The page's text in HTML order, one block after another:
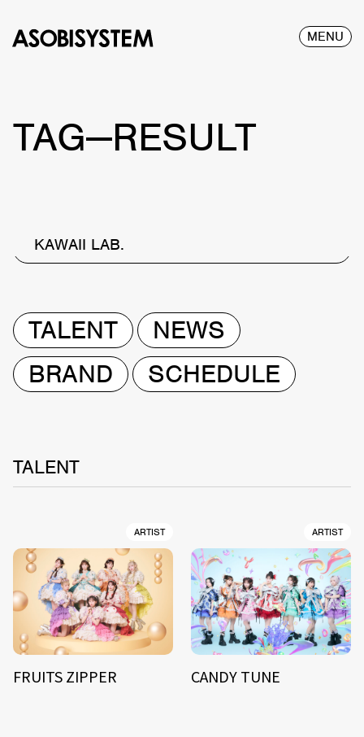
MENU
TAG—RESULT
KAWAII LAB.
TALENT
NEWS
BRAND
SCHEDULE
TALENT
ARTIST
FRUITS ZIPPER
ARTIST
CANDY TUNE